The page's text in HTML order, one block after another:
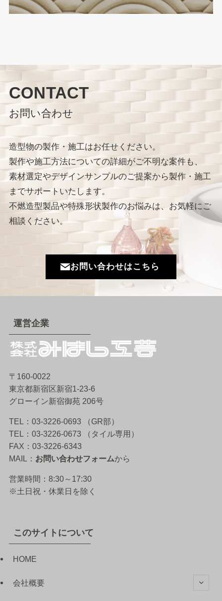
CONTACT
お問い合わせ
造型物の製作・施工はお任せください。
製作や施工方法についての詳細がご不明な案件も、
素材選定やデザインサンプルのご提案から製作・施工
までサポートいたします。
不燃造型製品や特殊形状製作のお悩みは、お気軽にご
相談ください。
お問い合わせはこちら
運営企業
〒160-0022
東京都新宿区新宿1-23-6
グローイン新宿御苑 206号
TEL：03-3226-0693 （GR部）
TEL：03-3226-0673 （タイル専用）
FAX：03-3226-6343
MAIL： お問い合わせフォームから
営業時間：8:30～17:30
※土日祝・休業日を除く
このサイトについて
HOME
会社概要